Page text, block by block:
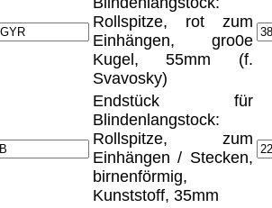
Rollspitze, rot zum
Einhängen, gro0e
Kugel, 55mm (f.
Svavosky)
Endstück für
Blindenlangstock:
Rollspitze, zum
Einhängen / Stecken,
birnenförmig,
Kunststoff, 35mm